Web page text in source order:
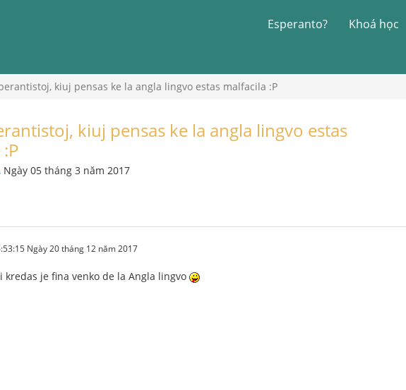
Esperanto? Khoá học
kiuj pensas ke la angla lingvo estas malfacila :P
kiuj pensas ke la angla lingvo estas
Ngày 05 tháng 3 năm 2017
Ngày 20 tháng 12 năm 2017
kredas je fina venko de la Angla lingvo